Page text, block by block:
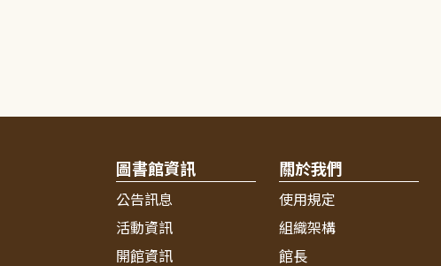
圖書館資訊
公告訊息
活動資訊
開館資訊
關於我們
使用規定
組織架構
館長